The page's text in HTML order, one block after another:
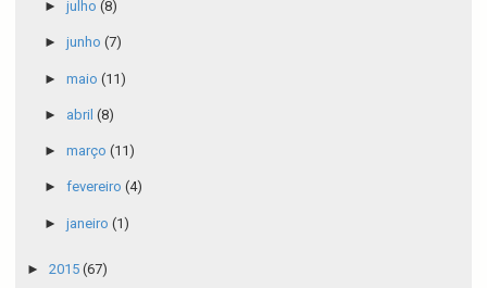
► julho (8)
► junho (7)
► maio (11)
► abril (8)
► março (11)
► fevereiro (4)
► janeiro (1)
► 2015 (67)